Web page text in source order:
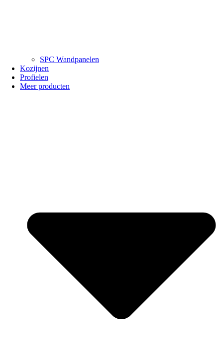
SPC Wandpanelen
Kozijnen
Profielen
Meer producten